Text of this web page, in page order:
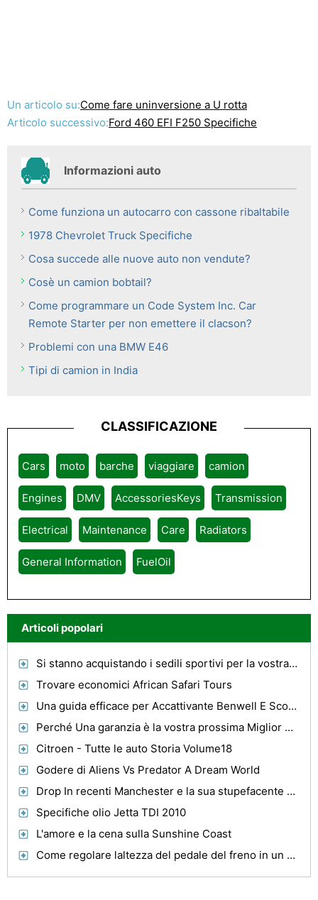
Un articolo su:Come fare uninversione a U rotta
Articolo successivo:Ford 460 EFI F250 Specifiche
Informazioni auto
Come funziona un autocarro con cassone ribaltabile
1978 Chevrolet Truck Specifiche
Cosa succede alle nuove auto non vendute?
Cosè un camion bobtail?
Come programmare un Code System Inc. Car
Remote Starter per non emettere il clacson?
Problemi con una BMW E46
Tipi di camion in India
CLASSIFICAZIONE
Cars moto barche viaggiare camion
Engines DMV AccessoriesKeys Transmission
Electrical Maintenance Care Radiators
General Information FuelOil
Articoli popolari
Si stanno acquistando i sedili sportivi per la vostra auto?
Trovare economici African Safari Tours
Una guida efficace per Accattivante Benwell E Scotswood, Newcastle
Perché Una garanzia è la vostra prossima Miglior Acquisto Dopo la tua auto usata
Citroen - Tutte le auto Storia Volume18
Godere di Aliens Vs Predator A Dream World
Drop In recenti Manchester e la sua stupefacente esercizi pubblici
Specifiche olio Jetta TDI 2010
L'amore e la cena sulla Sunshine Coast
Come regolare laltezza del pedale del freno in un GMC Sierra